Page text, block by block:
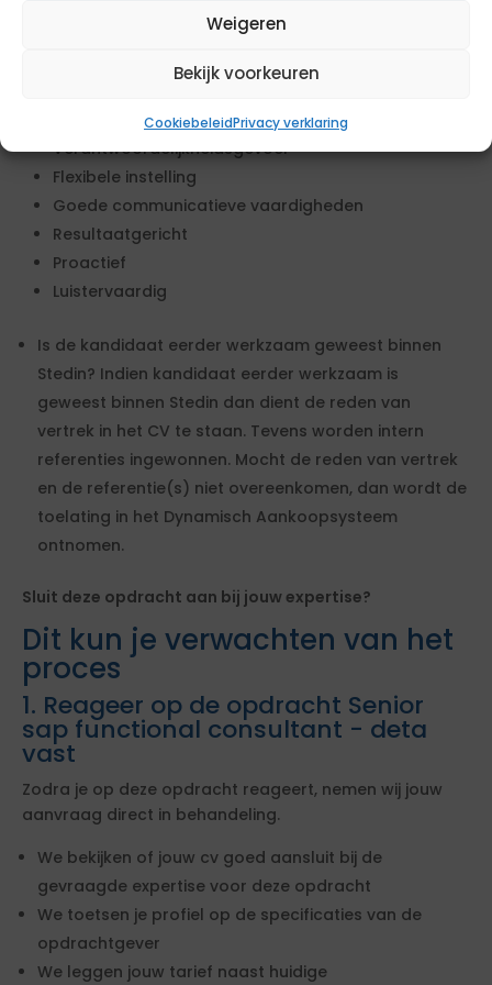
Weigeren
Bekijk voorkeuren
CookiebeleidPrivacy verklaring
Kennis en ervaring met EPPM
De kandidaat beschikt over onderstaande
competenties. Deze kunnen worden getoetst in een
Goed kunnen plannen
Verantwoordelijkheidsgevoel
Flexibele instelling
Goede communicatieve vaardigheden
Resultaatgericht
Proactief
Luistervaardig
Is de kandidaat eerder werkzaam geweest binnen
Stedin? Indien kandidaat eerder werkzaam is
geweest binnen Stedin dan dient de reden van
vertrek in het CV te staan. Tevens worden intern
referenties ingewonnen. Mocht de reden van vertrek
en de referentie(s) niet overeenkomen, dan wordt de
toelating in het Dynamisch Aankoopsysteem
ontnomen.
Sluit deze opdracht aan bij jouw expertise?
Dit kun je verwachten van het
proces
1. Reageer op de opdracht Senior
sap functional consultant - deta
vast
Zodra je op deze opdracht reageert, nemen wij jouw
aanvraag direct in behandeling.
We bekijken of jouw cv goed aansluit bij de
gevraagde expertise voor deze opdracht
We toetsen je profiel op de specificaties van de
opdrachtgever
We leggen jouw tarief naast huidige